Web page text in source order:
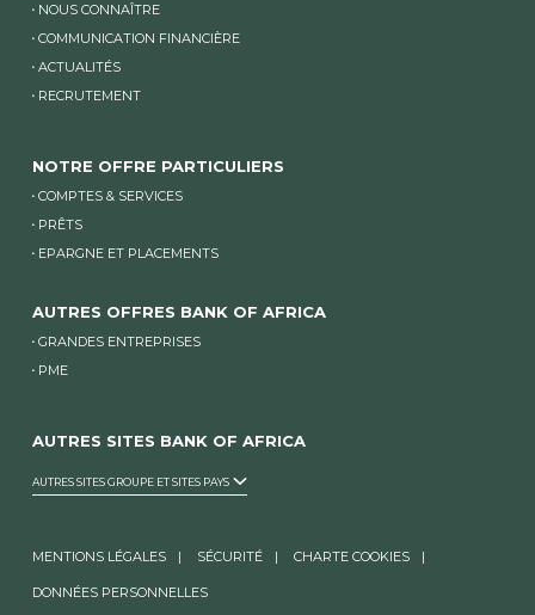
NOUS CONNAÎTRE
COMMUNICATION FINANCIÈRE
ACTUALITÉS
RECRUTEMENT
NOTRE OFFRE PARTICULIERS
COMPTES & SERVICES
PRÊTS
EPARGNE ET PLACEMENTS
AUTRES OFFRES BANK OF AFRICA
GRANDES ENTREPRISES
PME
AUTRES SITES BANK OF AFRICA
AUTRES SITES GROUPE ET SITES PAYS
MENTIONS LÉGALES SÉCURITÉ CHARTE COOKIES
DONNÉES PERSONNELLES